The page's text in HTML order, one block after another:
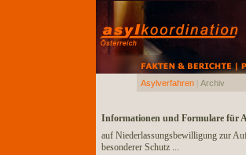
Asylverfahren| Archiv
Informationen und Formulare für
auf Niederlassungsbewilligung zur
besonderer Schutz ...